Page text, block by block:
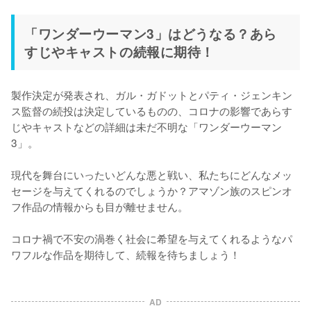
「ワンダーウーマン3」はどうなる？あら
すじやキャストの続報に期待！
製作決定が発表され、ガル・ガドットとパティ・ジェンキン
ス監督の続投は決定しているものの、コロナの影響であらす
じやキャストなどの詳細は未だ不明な「ワンダーウーマン
3」。
現代を舞台にいったいどんな悪と戦い、私たちにどんなメッ
セージを与えてくれるのでしょうか？アマゾン族のスピンオ
フ作品の情報からも目が離せません。
コロナ禍で不安の渦巻く社会に希望を与えてくれるようなパ
ワフルな作品を期待して、続報を待ちましょう！
AD